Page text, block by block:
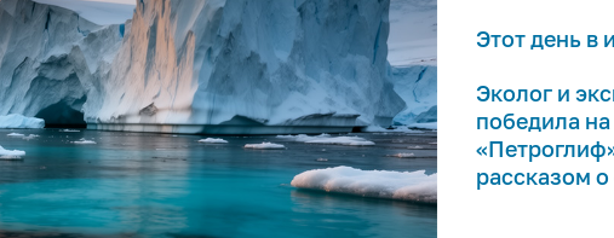
Этот день в
Эколог и
победила
рассказом